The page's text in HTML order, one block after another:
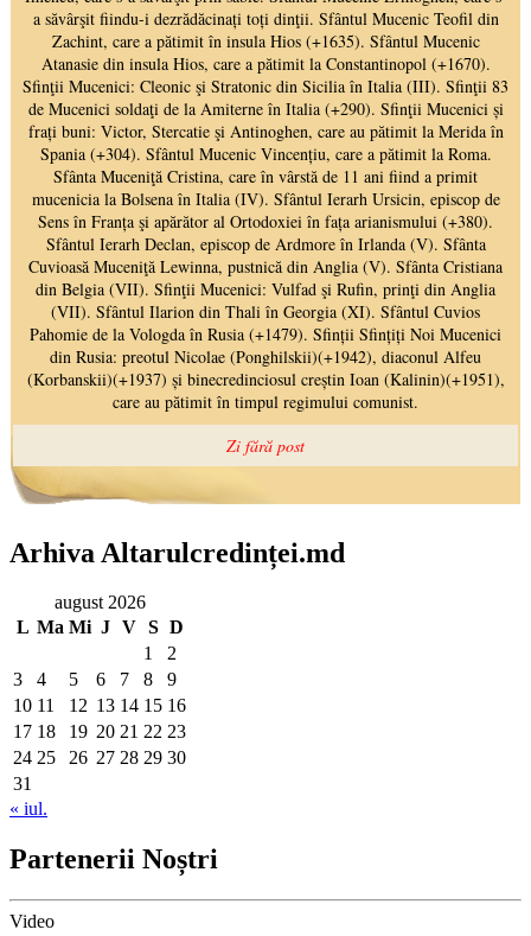
Arhiva Altarulcredinței.md
august 2026
L Ma Mi J V S D
1
2
3
4 5 6 7 8
9
10 11 12 13 14 15 16
17 18 19 20 21 22 23
24 25 26 27 28 29 30
31
« iul.
Partenerii Noștri
Video